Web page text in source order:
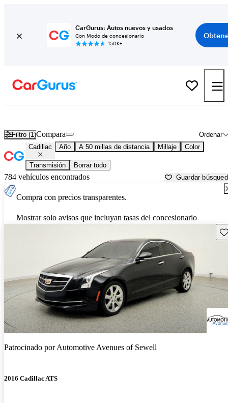
CarGurus: Autos nuevos y usados
Con Modo de concesionario
150K+
Filtro (1) Ordenar
Compara
Cadillac Año A 50 millas de distancia Millaje Color
Transmisión Borrar todo
784 vehículos encontrados Guardar
Compra con precios transparentes.
Mostrar solo avisos que incluyan tasas del concesionario
Patrocinado porAutomotive Avenues of Sewell
2016 Cadillac ATS